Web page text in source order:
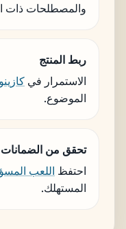
والمصطلحات ذات
ربط المنتج
الاستمرار في كازينو
الموضوع.
تحقق من الضمانات
احتفظ اللعب
المستهلك.